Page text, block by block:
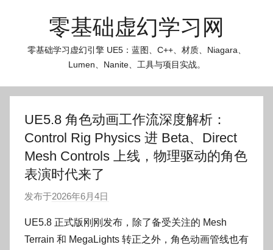
零基础虚幻学习网
零基础学习虚幻引擎 UE5：蓝图、C++、材质、Niagara、
Lumen、Nanite、工具与项目实战。
UE5.8 角色动画工作流深度解析：
Control Rig Physics 进 Beta、Direct
Mesh Controls 上线，物理驱动的角色
表演时代来了
发布于2026年6月4日
:
O
UE5.8 正式版刚刚发布，除了备受关注的 Mesh
Terrain 和 MegaLights 转正之外，角色动画管线也有